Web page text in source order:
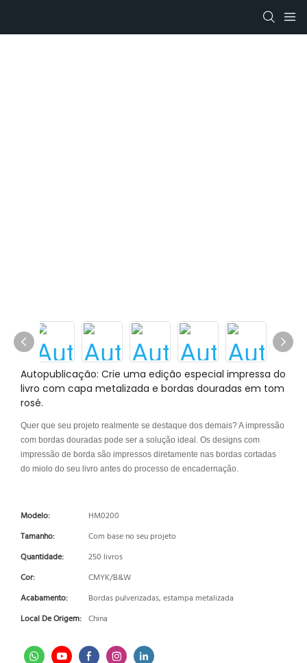
Autopublicação: Crie uma edição especial impressa do
livro com capa metalizada e bordas douradas em tom
rosé.
Quer que seu projeto realmente se destaque dos demais? A impressão
com bordas douradas pode ser a solução ideal. Os designs com
impressão de borda são impressos diretamente nas bordas cortadas
do miolo do seu livro antes do processo de encadernação.
Modelo:
HM0200
Tamanho:
Com base no seu projeto
Quantidade:
250 livros
Cor:
CMYK/B&W
Acabamento:
Bordas pulverizadas, estampa metalizada
Local De Origem: China